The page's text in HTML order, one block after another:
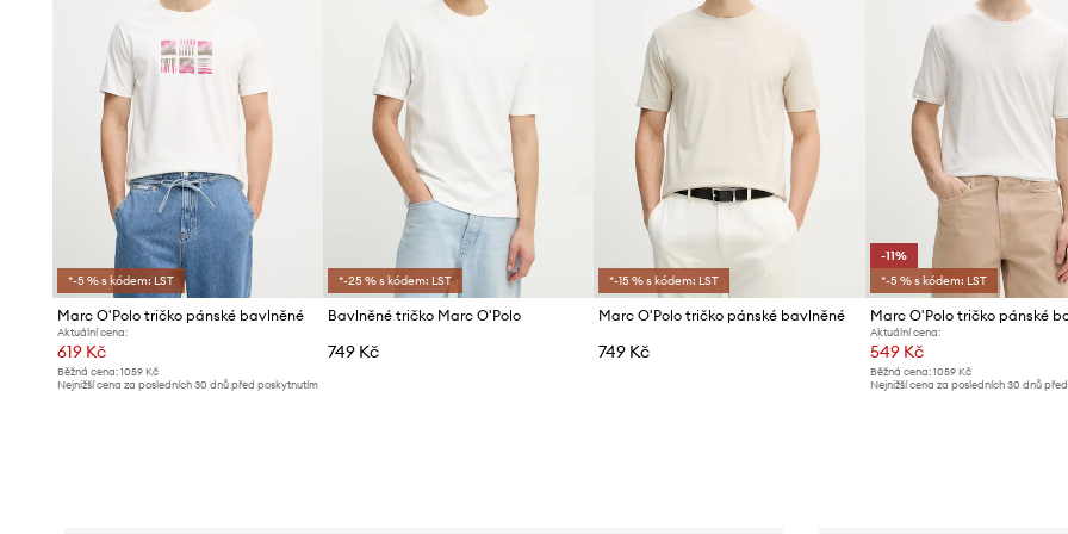
*-5 % s kódem: LST
Marc O'Polo tričko pánské bavlněné
Aktuální cena:
619 Kč
Běžná cena: 1059 Kč
Nejnižší cena za posledních 30 dnů před poskytnutím
*-25 % s kódem: LST
Bavlněné tričko Marc O'Polo
749 Kč
*-15 % s kódem: LST
Marc O'Polo tričko pánské bavlněné
749 Kč
-11%
*-5 % s kódem: LST
Marc O'Polo tričko pánské
Aktuální cena:
549 Kč
Běžná cena: 1059 Kč
Nejnižší cena za posledních 30 dnů